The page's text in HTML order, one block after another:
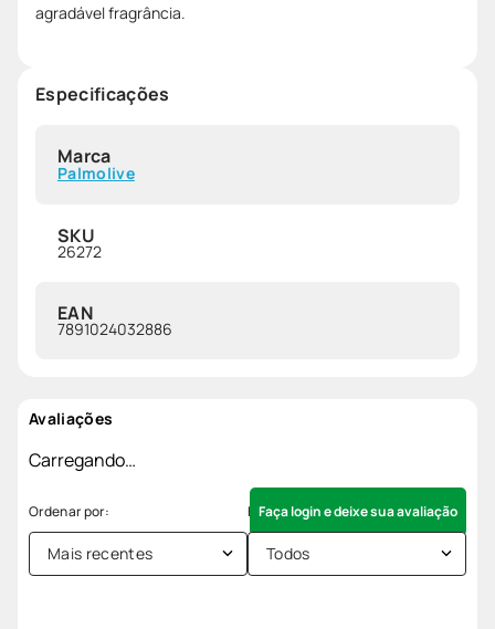
agradável fragrância.
Especificações
Marca
Palmolive
SKU
26272
EAN
7891024032886
Avaliações
Carregando…
Faça login e deixe sua avaliação
Mais recentes Todos